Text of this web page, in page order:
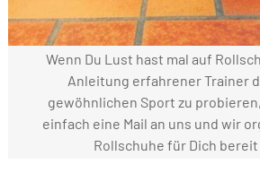
Wenn Du Lust hast mal auf
Anleitung erfahrener Trainer
gewöhnlichen Sport zu
einfach eine Mail an uns und wir
Rollschuhe für Dich bereit